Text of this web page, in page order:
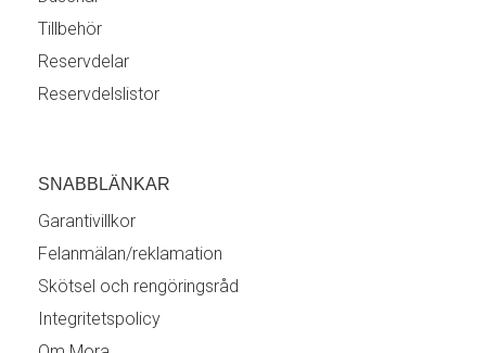
Tillbehör
Reservdelar
Reservdelslistor
SNABBLÄNKAR
Garantivillkor
Felanmälan/reklamation
Skötsel och rengöringsråd
Integritetspolicy